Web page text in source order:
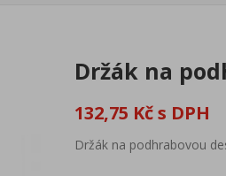
Držák na
132,75 Kč s DPH
Držák na podhrabovou